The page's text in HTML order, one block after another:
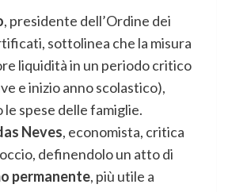
, presidente dell’Ordine dei
sottolinea che la misura
liquidità in un periodo critico
e inizio anno scolastico),
spese delle famiglie.
Neves, economista, critica
definendolo un atto di
permanente, più utile a